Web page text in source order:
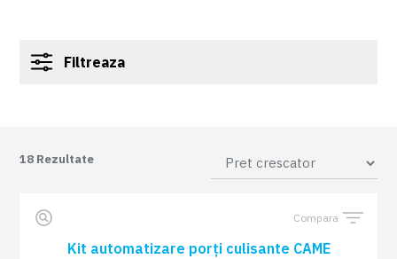
Filtreaza
18 Rezultate
Compara
Kit automatizare porți culisante CAME